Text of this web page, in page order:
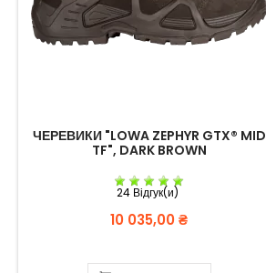
ЧЕРЕВИКИ "LOWA ZEPHYR GTX® MID
TF", DARK BROWN
24 Відгук(и)
Вартість
10 035,00 ₴